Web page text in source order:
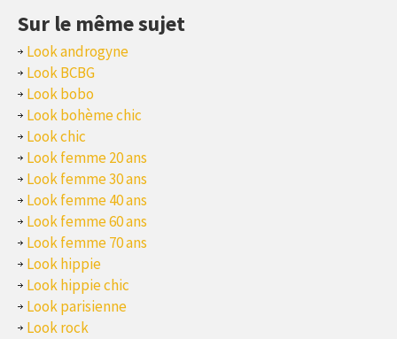
Sur le même sujet
Look androgyne
Look BCBG
Look bobo
Look bohème chic
Look chic
Look femme 20 ans
Look femme 30 ans
Look femme 40 ans
Look femme 60 ans
Look femme 70 ans
Look hippie
Look hippie chic
Look parisienne
Look rock